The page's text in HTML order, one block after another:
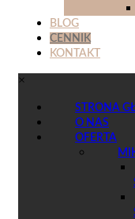
BLOG
CENNIK
KONTAKT
×
STRONA
O NAS
OFERTA